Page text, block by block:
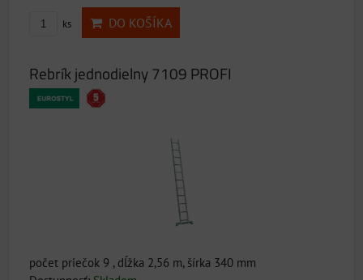
ks DO KOŠÍKA
Rebrík jednodielny 7109 PROFI
počet priečok 9 , dĺžka 2,56 m, šírka 340 mm